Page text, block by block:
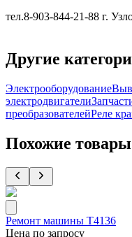
тел.8-903-844-21-88 г.
Другие
Электрооборудование
электродвигатели
преобразователейРеле
Похожие товары
Ремонт машины Т4136
Цена по запросу